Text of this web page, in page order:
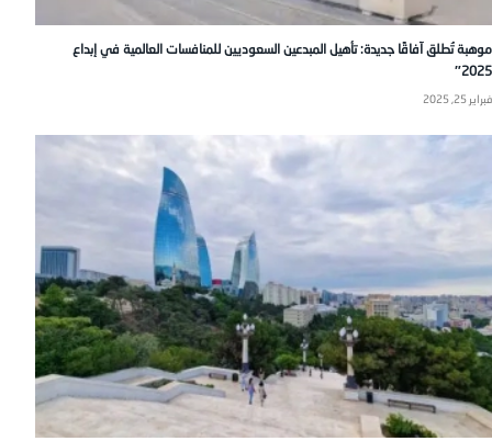
موهبة تُطلق آفاقًا جديدة: تأهيل المبدعين السعوديين للمنافسات العالمية في إبداع
2025″
فبراير 25, 2025